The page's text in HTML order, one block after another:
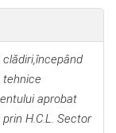
clădiri,începând
aprobat
H.C.L. Sector